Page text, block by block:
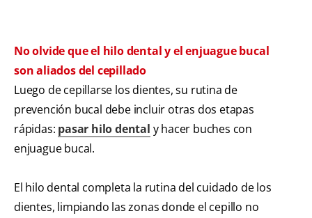
No olvide que el hilo dental y el enjuague bucal
son aliados del cepillado
Luego de cepillarse los dientes, su rutina de
prevención bucal debe incluir otras dos etapas
rápidas: pasar hilo dental y hacer buches con
enjuague bucal.
El hilo dental completa la rutina del cuidado de los
dientes, limpiando las zonas donde el cepillo no